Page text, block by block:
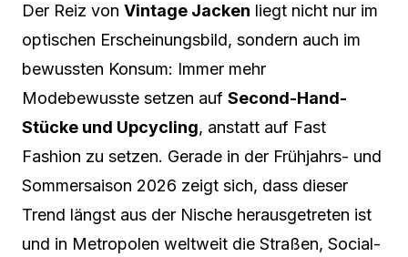
Der Reiz von Vintage Jacken liegt nicht nur im
optischen Erscheinungsbild, sondern auch im
bewussten Konsum: Immer mehr
Modebewusste setzen auf Second-Hand-
Stücke und Upcycling, anstatt auf Fast
Fashion zu setzen. Gerade in der Frühjahrs- und
Sommersaison 2026 zeigt sich, dass dieser
Trend längst aus der Nische herausgetreten ist
und in Metropolen weltweit die Straßen, Social-